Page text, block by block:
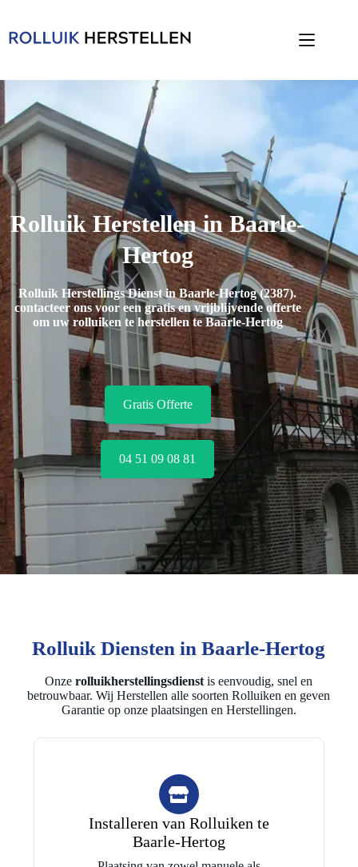
Rolluik Herstellen in Baarle-
Hertog
Rolluik Herstellings Dienst in Baarle-Hertog (2387).
contacteer ons voor een gratis en vrijblijvende offerte
om uw rolluiken te herstellen te Baarle-Hertog
Gratis Offerte
04 51 09 08 81
Rolluik Diensten in Baarle-Hertog
Onzerolluikherstellingsdienst is eenvoudig, snel en
betrouwbaar. Wij Herstellen alle soorten Rolluiken en geven
Garantie op onze plaatsingen en Herstellingen.
Installeren van Rolluiken te
Baarle-Hertog